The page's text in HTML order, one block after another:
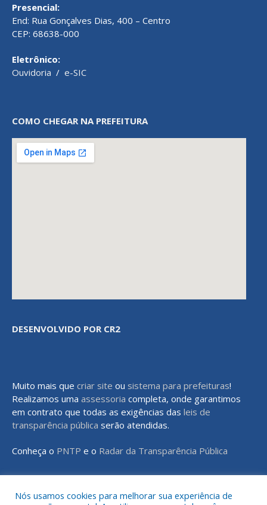
Presencial:
End: Rua Gonçalves Dias, 400 – Centro
CEP: 68638-000
Eletrônico:
Ouvidoria / e-SIC
COMO CHEGAR NA PREFEITURA
DESENVOLVIDO POR CR2
Muito mais que criar site ou sistema para prefeituras!
Realizamos uma assessoria completa, onde garantimos
em contrato que todas as exigências das leis de
transparência pública serão atendidas.
Conheça o PNTP e o Radar da Transparência Pública
Nós usamos cookies para melhorar sua experiência de